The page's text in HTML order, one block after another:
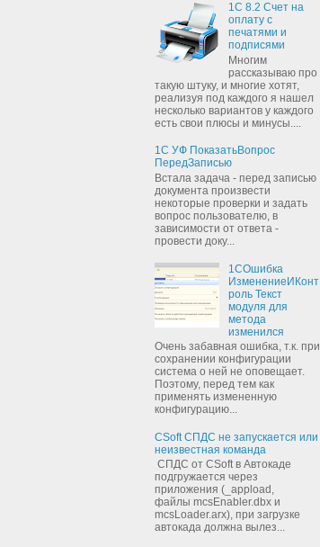
1С 8.2 Счет на
оплату с
печатями и
подписями
Многим
рассказываю про
такую штуку, и многие хотят,
реализуя под каждого я нашел
несколько вариантов у каждого
есть свои плюсы и минусы....
1С УФ ПоказатьВопрос
ПередЗаписью
Встала задача - перед записью
документа произвести
некоторые проверки и задать
вопрос пользователю, в
зависимости от ответа -
провести доку...
1СОшибка
ИзменениеИКонт
роль Текст
модуля для
метода
изменился
Очень забавная ошибка, т.к. при
сохранении конфигурации
система о ней не оповещает.
Поэтому, перед тем как
применять измененную
конфигурацию...
CSoft СПДС не запускается или
неизвестная команда
СПДС от CSoft в Автокаде
подгружается через
приложения (_appload,
файлы mcsEnabler.dbx и
mcsLoader.arx), при загрузке
автокада должна вылез...